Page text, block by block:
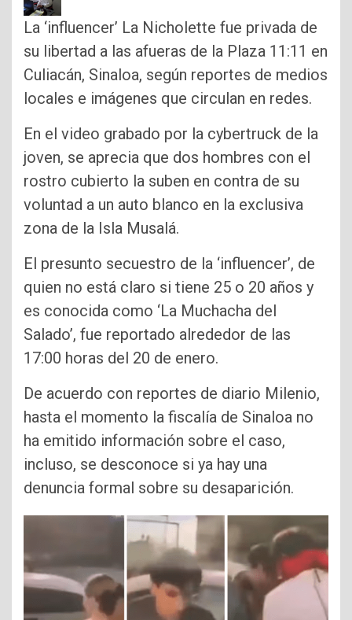
La ‘influencer’ La Nicholette fue privada de
su libertad a las afueras de la Plaza 11:11 en
Culiacán, Sinaloa, según reportes de medios
locales e imágenes que circulan en redes.
En el video grabado por la cybertruck de la
joven, se aprecia que dos hombres con el
rostro cubierto la suben en contra de su
voluntad a un auto blanco en la exclusiva
zona de la Isla Musalá.
El presunto secuestro de la ‘influencer’, de
quien no está claro si tiene 25 o 20 años y
es conocida como ‘La Muchacha del
Salado’, fue reportado alrededor de las
17:00 horas del 20 de enero.
De acuerdo con reportes de diario Milenio,
hasta el momento la fiscalía de Sinaloa no
ha emitido información sobre el caso,
incluso, se desconoce si ya hay una
denuncia formal sobre su desaparición.